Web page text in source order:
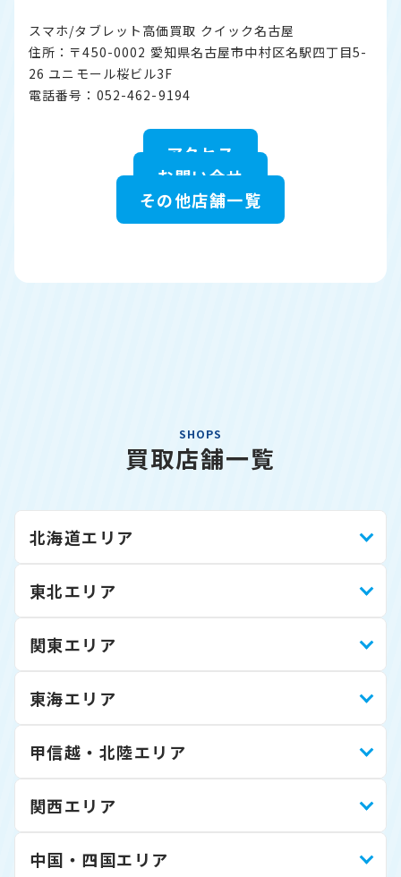
スマホ/タブレット高価買取 クイック名古屋
住所：〒450-0002 愛知県名古屋市中村区名駅四丁目5-
26 ユニモール桜ビル3F
電話番号：052-462-9194
アクセス
お問い合せ
その他店舗一覧
SHOPS
買取店舗一覧
北海道エリア
東北エリア
関東エリア
東海エリア
甲信越・北陸エリア
関西エリア
中国・四国エリア